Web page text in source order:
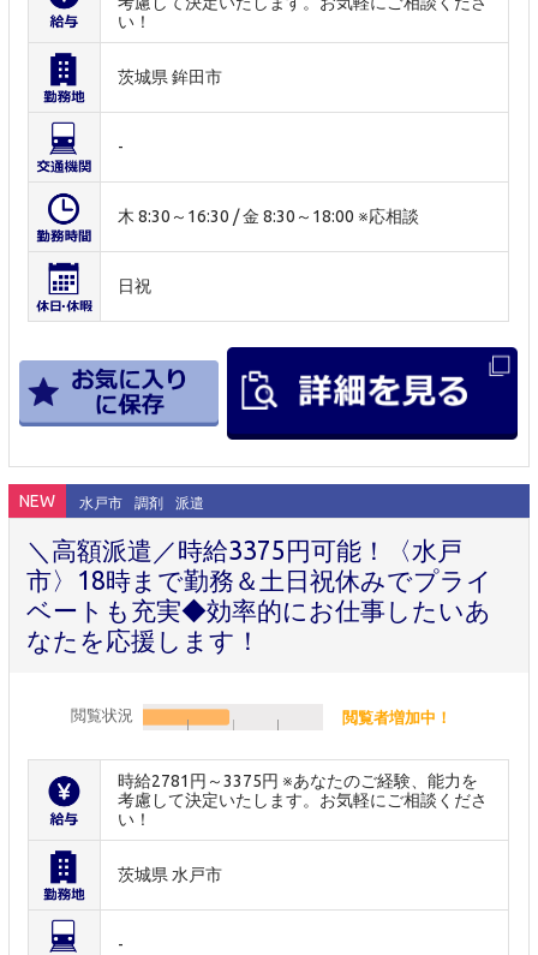
い！
茨城県 鉾田市
-
木 8:30～16:30 / 金 8:30～18:00 ※応相談
日祝
NEW 水戸市 調剤 派遣
＼高額派遣／時給3375円可能！〈水戸
市〉18時まで勤務＆土日祝休みでプライ
ベートも充実◆効率的にお仕事したいあ
なたを応援します！
閲覧状況 閲覧者増加中！
時給2781円～3375円 ※あなたのご経験、能力を
考慮して決定いたします。お気軽にご相談くださ
い！
茨城県 水戸市
-